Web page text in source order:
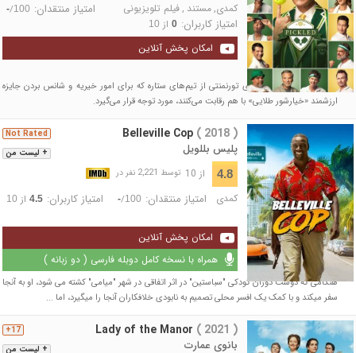
کمدی,مستند ,فیلم تلویزیونی امتیاز منتقدان: -/100
امتیاز کاربران: 0از 10
امکان پخش آنلاین
یک ورزش جدید با برگزاری تورنمنتی از تیم‌های ستاره که برای امور خیریه و شانس بردن جایزه
ارزشمند «خیارشور طلایی» با هم رقابت می‌کنند، مورد توجه قرار می‌گیرد.
+ لیست من
Not Rated Belleville Cop ( 2018 )
پلیس بللویل
4.8 از 10 توسط 2,221 نفر در
کمدی امتیاز منتقدان: -/100 امتیاز کاربران: 4.5از 10
امکان پخش آنلاین
همراه با نسخه کامل دوبله فارسی ( دو زبانه )
هنگامی که دوست دوران کودکی "سباستین" در اثر اتفاقی در شهر "میامی" کشته می ‎شود، او به آنجا
سفر می‎کند و با کمک یک افسر محلی تصمیم به نابودی خلافکاران آنجا را می‎گیرد، اما ...
+ لیست من
17+ Lady of the Manor ( 2021 )
بانوی عمارت